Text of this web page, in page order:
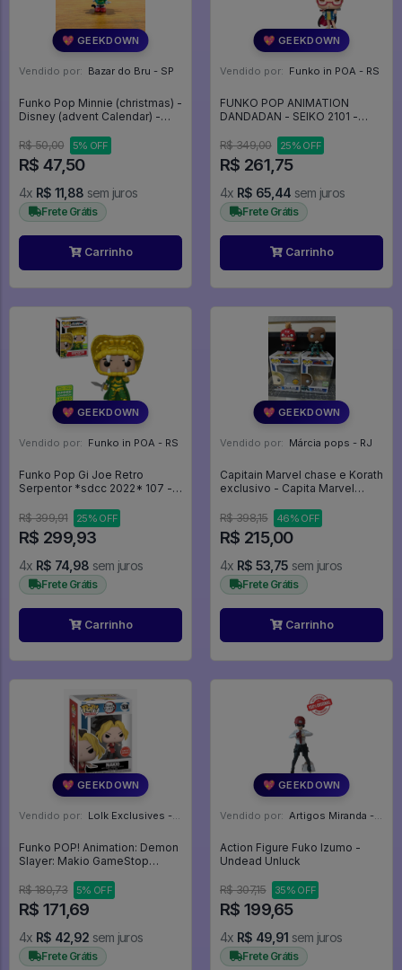
💖 GEEKDOWN
Vendido por: Bazar do Bru - SP
Funko Pop Minnie (christmas) -
Disney (advent Calendar) -
R$ 50,00
5% OFF
R$ 47,50
4x R$ 11,88 sem juros
Frete Grátis
Carrinho
💖 GEEKDOWN
Vendido por: Funko in POA - RS
FUNKO POP ANIMATION
DANDADAN - SEIKO 2101 -
R$ 349,00
25% OFF
R$ 261,75
4x R$ 65,44 sem juros
Frete Grátis
Carrinho
💖 GEEKDOWN
Vendido por: Funko in POA - RS
Funko Pop Gi Joe Retro
Serpentor *sdcc 2022* 107 -
R$ 399,91
25% OFF
R$ 299,93
4x R$ 74,98 sem juros
Frete Grátis
Carrinho
💖 GEEKDOWN
Vendido por: Márcia pops - RJ
Capitain Marvel chase e Korath
exclusivo - Capita Marvel
R$ 398,15
46% OFF
R$ 215,00
4x R$ 53,75 sem juros
Frete Grátis
Carrinho
💖 GEEKDOWN
Vendido por: Lolk Exclusives - SP
Funko POP! Animation: Demon
Slayer: Makio GameStop
R$ 180,73 5% OFF
R$ 171,69
4x R$ 42,92 sem juros
Frete Grátis
💖 GEEKDOWN
Vendido por: Artigos Miranda - RJ
Action Figure Fuko Izumo -
Undead Unluck
R$ 307,15 35% OFF
R$ 199,65
4x R$ 49,91 sem juros
Frete Grátis